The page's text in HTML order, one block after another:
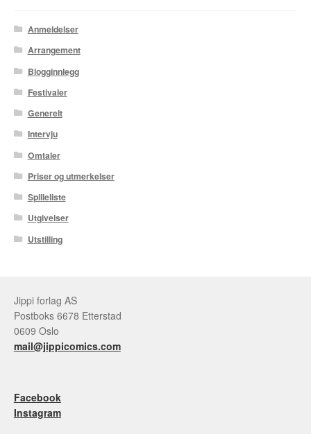
Thomas Falla Eriksen
Tim Ng Tvedt
Tor Ærlig
Tor Morisse
Tore Strand Olsen
Trond Ivar Hansen
Xueting Yang
Til kassen
Ordrebekreftelse
Your Account
Anmeldelser
Arrangement
Blogginnlegg
Festivaler
Generelt
Intervju
Omtaler
Priser og utmerkelser
Spilleliste
Utgivelser
Utstilling
Jippi forlag AS
Postboks 6678 Etterstad
0609 Oslo
mail@jippicomics.com
Facebook
Instagram